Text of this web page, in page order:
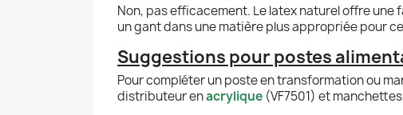
Non, pas efficacement. Le latex naturel offre
un gant dans une matière plus appropriée pour
Suggestions pour postes
Pour compléter un poste en transformation ou
distributeur enacrylique (VF7501) et